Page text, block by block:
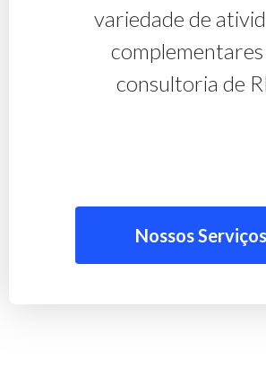
variedade de
consultoria de
Nossos Serviços